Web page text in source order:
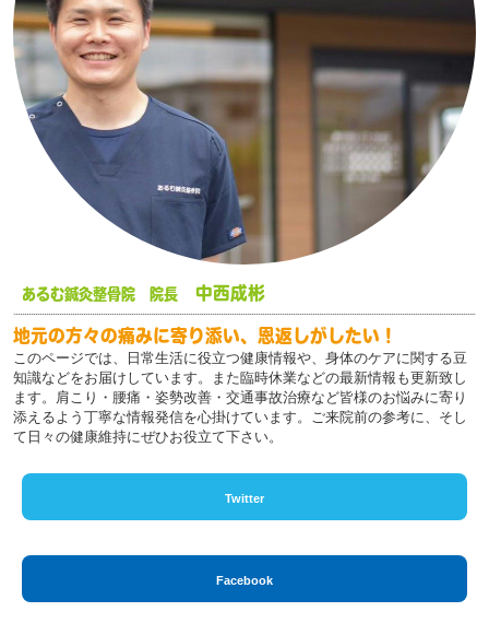
あるむ鍼灸整骨院 院長
中西成彬
地元の方々の痛みに寄り添い、恩返しがしたい！
このページでは、日常生活に役立つ健康情報や、身体のケアに関する豆
知識などをお届けしています。また臨時休業などの最新情報も更新致し
ます。肩こり・腰痛・姿勢改善・交通事故治療など皆様のお悩みに寄り
添えるよう丁寧な情報発信を心掛けています。ご来院前の参考に、そし
て日々の健康維持にぜひお役立て下さい。
Twitter
Facebook